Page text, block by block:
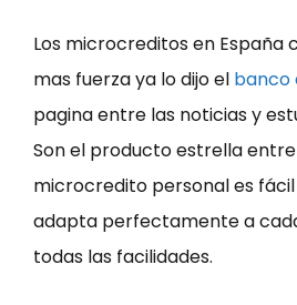
Los microcreditos en España
mas fuerza ya lo dijo el banco
pagina entre las noticias y
Son el producto estrella
microcredito personal es
adapta perfectamente a
todas las facilidades.